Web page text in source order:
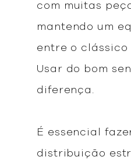
com muitas
mantendo um
entre o clássico
Usar do bom
diferença.
É essencial
distribuição